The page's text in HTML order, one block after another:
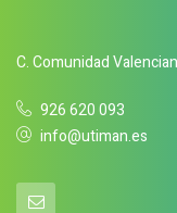
C. Comunidad
926 620 093
info@utiman.es